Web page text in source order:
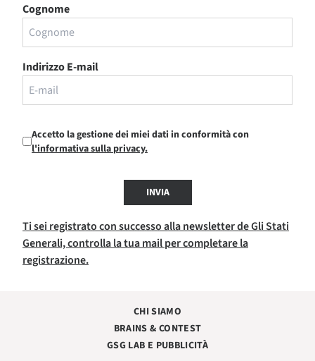
Cognome
Indirizzo E-mail
Accetto la gestione dei miei dati in conformità con
l'informativa sulla privacy.
INVIA
Ti sei registrato con successo alla newsletter de Gli Stati
Generali, controlla la tua mail per completare la
registrazione.
CHI SIAMO
BRAINS & CONTEST
GSG LAB E PUBBLICITÀ